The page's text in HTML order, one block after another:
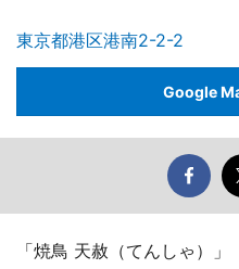
東京都港区港南2-2-2
Google
「焼鳥 天赦（てんしゃ）